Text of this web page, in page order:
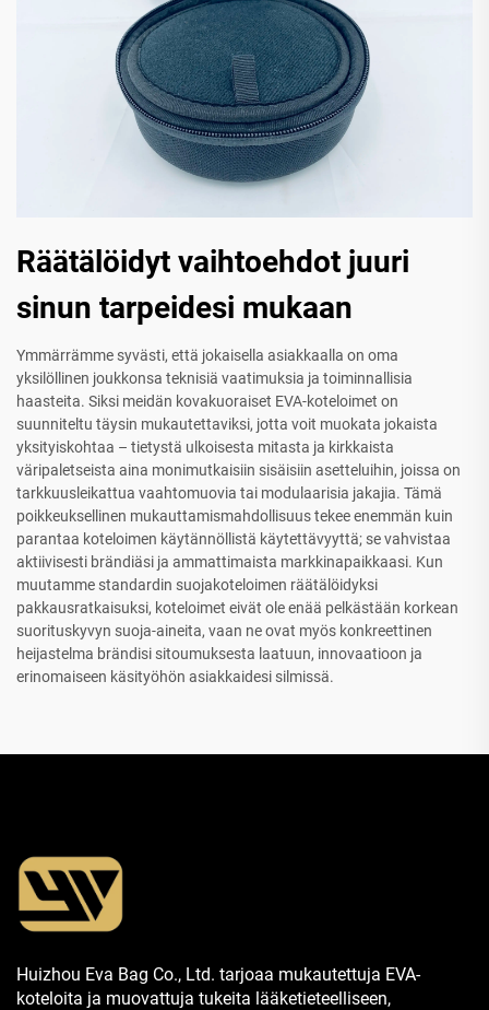
Räätälöidyt vaihtoehdot juuri
sinun tarpeidesi mukaan
Ymmärrämme syvästi, että jokaisella asiakkaalla on oma
yksilöllinen joukkonsa teknisiä vaatimuksia ja toiminnallisia
haasteita. Siksi meidän kovakuoraiset EVA-koteloimet on
suunniteltu täysin mukautettaviksi, jotta voit muokata jokaista
yksityiskohtaa – tietystä ulkoisesta mitasta ja kirkkaista
väripaletseista aina monimutkaisiin sisäisiin asetteluihin, joissa on
tarkkuusleikattua vaahtomuovia tai modulaarisia jakajia. Tämä
poikkeuksellinen mukauttamismahdollisuus tekee enemmän kuin
parantaa koteloimen käytännöllistä käytettävyyttä; se vahvistaa
aktiivisesti brändiäsi ja ammattimaista markkinapaikkaasi. Kun
muutamme standardin suojakoteloimen räätälöidyksi
pakkausratkaisuksi, koteloimet eivät ole enää pelkästään korkean
suorituskyvyn suoja-aineita, vaan ne ovat myös konkreettinen
heijastelma brändisi sitoumuksesta laatuun, innovaatioon ja
erinomaiseen käsityöhön asiakkaidesi silmissä.
Huizhou Eva Bag Co., Ltd. tarjoaa mukautettuja EVA-
koteloita ja muovattuja tukeita lääketieteelliseen,